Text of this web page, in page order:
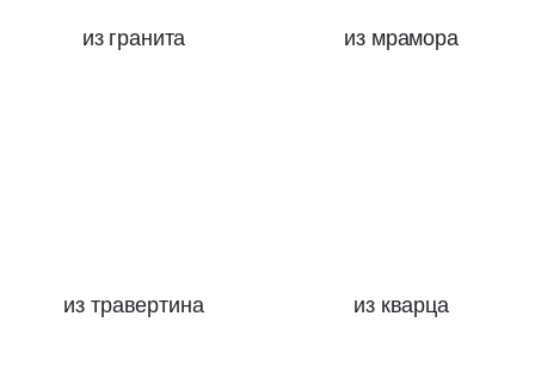
из гранита из мрамора
из травертина из кварца